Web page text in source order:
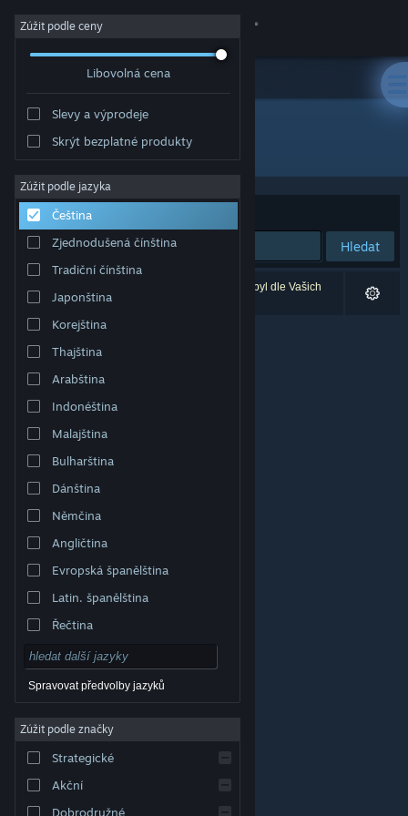
Přihlásit se
Komunita
Informace
Podpora
Změnit jazyk
Mobilní aplikace služby Steam
Desktopová verze stránky
© Valve Corporation. Všechna práva vyhrazena.
příslušných subjektů v USA a dalších zemích.
Smlouva o užívání služby Steam
Cookies
Zúžit podle ceny
Libovolná cena
Slevy a výprodeje
Skrýt bezplatné produkty
Zúžit podle jazyka
Čeština
Zjednodušená čínština
Tradiční čínština
Japonština
Korejština
Thajština
Arabština
Indonéština
Malajština
Bulharština
Dánština
Němčina
Angličtina
Evropská španělština
Latin. španělština
Řečtina
Spravovat předvolby jazyků
Zúžit podle značky
Strategické
Akční
Dobrodružné
Vývojář: ACEIT
Seřadit podle
Hledat
Vašemu zadání odpovídá 0 výsledků. 1 produkt byl dle Vašich
předvoleb vyloučen z výsledků vyhledávání.